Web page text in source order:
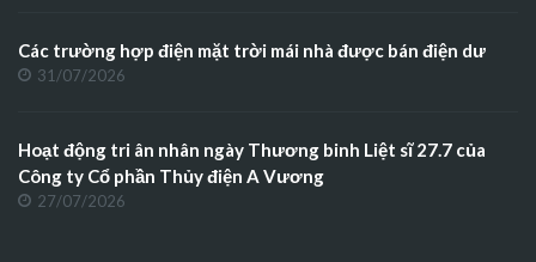
Các trường hợp điện mặt trời mái nhà được bán điện dư
31/07/2026
Hoạt động tri ân nhân ngày Thương binh Liệt sĩ 27.7 của
Công ty Cổ phần Thủy điện A Vương
27/07/2026